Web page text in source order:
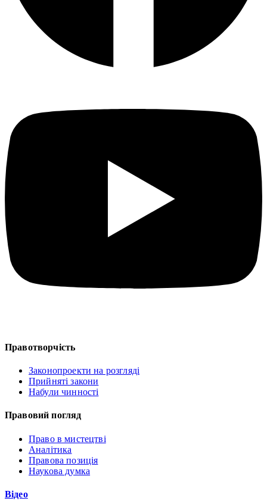
Правотворчість
Законопроекти на розгляді
Прийняті закони
Набули чинності
Правовий погляд
Право в мистецтві
Аналітика
Правова позиція
Наукова думка
Відео